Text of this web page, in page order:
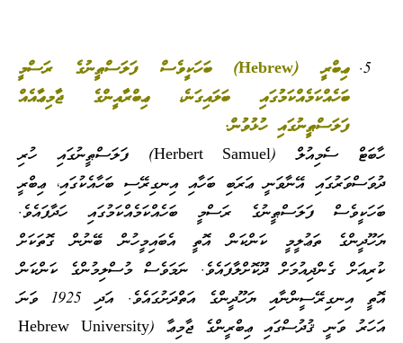
ޢިބްރީ (Hebrew) ބަހަކީވެސް ފަލަސްޠީނުގެ ރަސްމީ
ބަހެއްކަމެއްކަމުގައި ބަލައިގަނެ، ޢިބްރާއީންގެ ޖާމިޢާއެއް
ފަލަސްޠީނުގައި ހުޅުވުން.
ހާބަޓް ސެމިއުލް (Herbert Samuel) ފަލަސްޠީނުގައި ހުރި
ދުވަސްވަރުގައި އޭނާވަނީ ޢަރަބި ބަހާއި އިނގިރޭސި ބަހާއެކުގައި، ޢިބްރީ
ބަހަކީވެސް ފަލަސްޠީނުގެ ރަސްމީ ބަހެއްކަމެއްކަމުގައި ހަދާފައެވެ.
ޔަހޫދީންގެ ތަޢުލީމީ ކަންކަން އޮތީ އެބައިމީހުން ބޭނުން ގޮތަކަށް
ކުރިއަށް ގެންދިއުމަށް ދޫކޮށްލާފައެވެ. ނަމަވެސް މުސްލިމުންގެ ކަންކަން
އޮތީ އިނގިރޭސީންނާއި ޔަހޫދީންގެ އަތްދަށުގައެވެ. އަދި 1925 ވަނަ
އަހަރު ވަނީ ޤުދުސްގައި ޢިބްރީންގެ ޖާމިޢާ (Hebrew University